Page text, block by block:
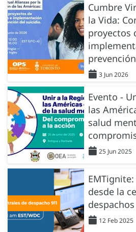
Cumbre
la Vida:
proyectos
3 Jun 2026
Evento -
las
salud
25 Jun 2025
desde la
despachos
12 Feb 2025